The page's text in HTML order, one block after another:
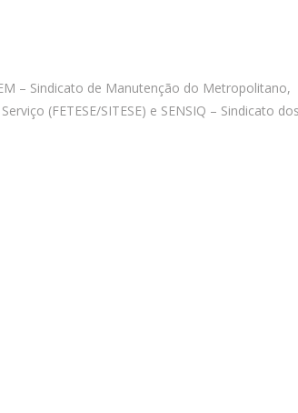
– Sindicato de Manutenção do Metropolitano,
(FETESE/SITESE) e SENSIQ – Sindicato